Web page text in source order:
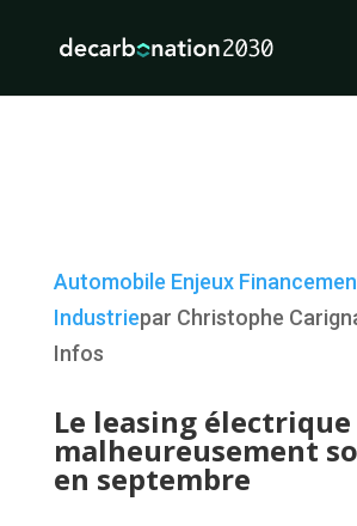
Automobile Enjeux
Industriepar Christophe
Infos
Le leasing
malheureusement
en septembre